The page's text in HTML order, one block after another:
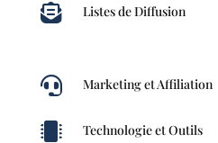
 Listes de Diffusion
 Marketing et Affiliation
 Technologie et Outils